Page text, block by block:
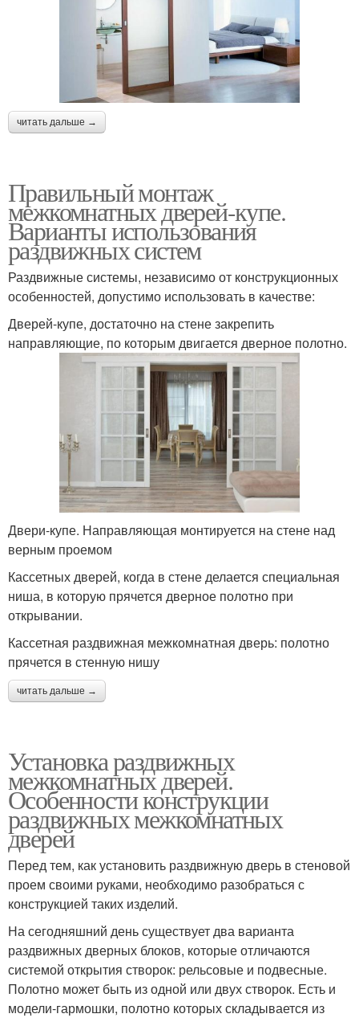
читать дальше →
Правильный монтаж
межкомнатных дверей-купе.
Варианты использования
раздвижных систем
Раздвижные системы, независимо от конструкционных
особенностей, допустимо использовать в качестве:
Дверей-купе, достаточно на стене закрепить
направляющие, по которым двигается дверное полотно.
Двери-купе. Направляющая монтируется на стене над
верным проемом
Кассетных дверей, когда в стене делается специальная
ниша, в которую прячется дверное полотно при
открывании.
Кассетная раздвижная межкомнатная дверь: полотно
прячется в стенную нишу
читать дальше →
Установка раздвижных
межкомнатных дверей.
Особенности конструкции
раздвижных межкомнатных
дверей
Перед тем, как установить раздвижную дверь в стеновой
проем своими руками, необходимо разобраться с
конструкцией таких изделий.
На сегодняшний день существует два варианта
раздвижных дверных блоков, которые отличаются
системой открытия створок: рельсовые и подвесные.
Полотно может быть из одной или двух створок. Есть и
модели-гармошки, полотно которых складывается из